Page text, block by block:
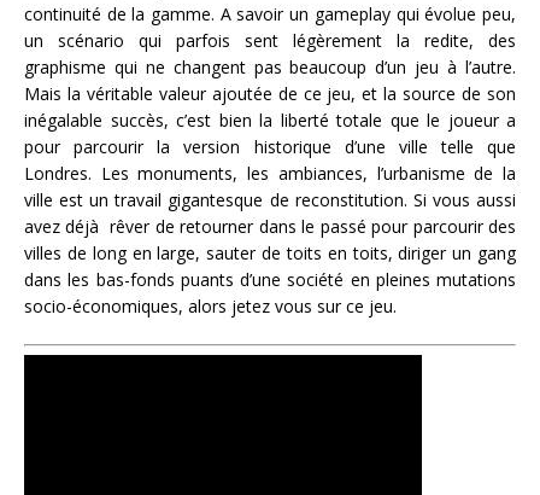
continuité de la gamme. A savoir un gameplay qui évolue peu,
un scénario qui parfois sent légèrement la redite, des
graphisme qui ne changent pas beaucoup d’un jeu à l’autre.
Mais la véritable valeur ajoutée de ce jeu, et la source de son
inégalable succès, c’est bien la liberté totale que le joueur a
pour parcourir la version historique d’une ville telle que
Londres. Les monuments, les ambiances, l’urbanisme de la
ville est un travail gigantesque de reconstitution. Si vous aussi
avez déjà rêver de retourner dans le passé pour parcourir des
villes de long en large, sauter de toits en toits, diriger un gang
dans les bas-fonds puants d’une société en pleines mutations
socio-économiques, alors jetez vous sur ce jeu.